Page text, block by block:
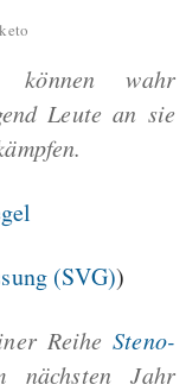
können wahr
Leute an sie
(SVG))
ReiheSteno-
Jahr